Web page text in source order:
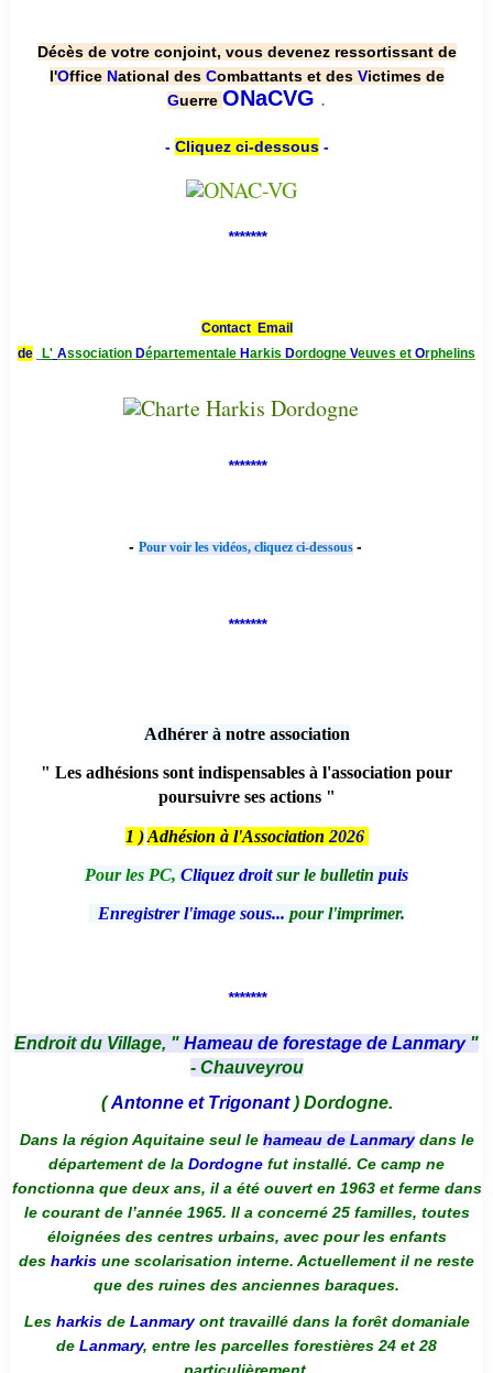
Décès de votre conjoint, vous devenez ressortissant de
l'Office National des Combattants et des Victimes de
Guerre ONaCVG .
- Cliquez ci-dessous-
*******
Contact Email
de
L' Association Départementale Harkis Dordogne Veuves et Orphelins
*******
- Pour voir les vidéos, cliquez ci-dessous -
*******
Adhérer à notre association
" Les adhésions sont indispensables à l'association pour
poursuivre ses actions "
1 ) Adhésion à l'Association 2026
Pour les PC, Cliquez droitsur le bulletin puis
Enregistrer l'image sous... pour l'imprimer.
*******
Endroit du Village, " Hameau de forestage de Lanmary "
- Chauveyrou
(Antonne et Trigonant) Dordogne.
Dans la région Aquitaine seul le hameau de Lanmarydans le
département de la Dordogne fut installé. Ce camp ne
fonctionna que deux ans, il a été ouvert en 1963 et ferme dans
le courant de l’année 1965. Il a concerné 25 familles, toutes
éloignées des centres urbains, avec pour les enfants
des harkis une scolarisation interne. Actuellement il ne reste
que des ruines des anciennes baraques.
Les harkis de Lanmaryont travaillé dans la forêt domaniale
de Lanmary, entre les parcelles forestières 24 et 28
particulièrement.